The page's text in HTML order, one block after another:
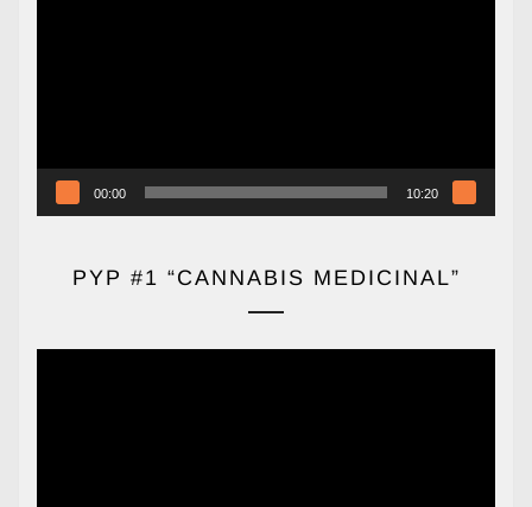
00:00 10:20
PYP #1 “CANNABIS MEDICINAL”